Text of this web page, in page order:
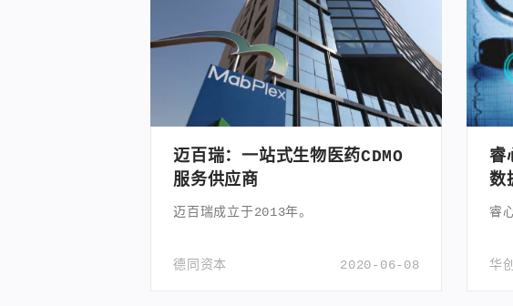
迈百瑞：一站式生物医药CDMO
服务供应商
迈百瑞成立于2013年。
2020-06-08
德同资本
睿
数
睿
华